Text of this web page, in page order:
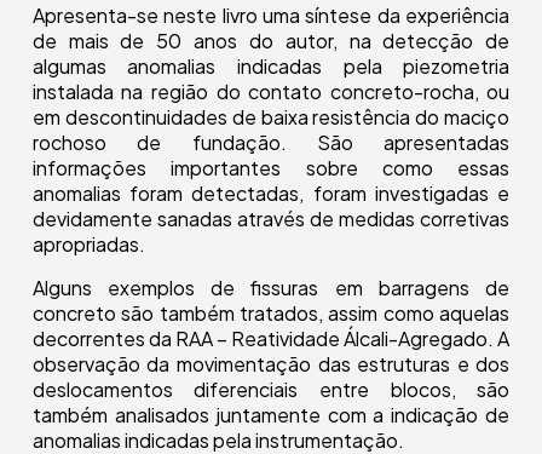
Apresenta-se neste livro uma síntese da experiência
de mais de 50 anos do autor, na detecção de
algumas anomalias indicadas pela piezometria
instalada na região do contato concreto-rocha, ou
em descontinuidades de baixa resistência do maciço
rochoso de fundação. São apresentadas
informações importantes sobre como essas
anomalias foram detectadas, foram investigadas e
devidamente sanadas através de medidas corretivas
apropriadas.
Alguns exemplos de fissuras em barragens de
concreto são também tratados, assim como aquelas
decorrentes da RAA – Reatividade Álcali-Agregado. A
observação da movimentação das estruturas e dos
deslocamentos diferenciais entre blocos, são
também analisados juntamente com a indicação de
anomalias indicadas pela instrumentação.